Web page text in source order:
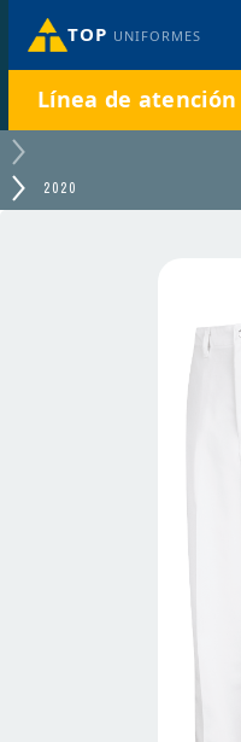
TOP UNIFORMES
Línea de atención
2020